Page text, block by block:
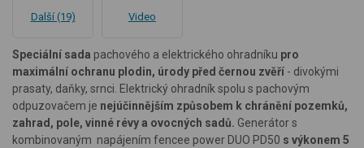
Další (19) Video
Speciální sada pachového a elektrického ohradníku pro
maximální ochranu plodin, úrody před černou zvěří - divokými
prasaty, daňky, srnci. Elektrický ohradník spolu s pachovým
odpuzovačem je nejúčinnějším způsobem k chránění pozemků,
zahrad, pole, vinné révy a ovocných sadů. Generátor s
kombinovaným napájením fencee power DUO PD50 s výkonem 5